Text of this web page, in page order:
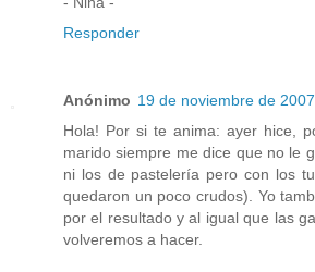
Responder
Anónimo 19 de noviembre de
Hola! Por si te anima: ayer hice,
marido siempre me dice que no le
ni los de pastelería pero con los
quedaron un poco crudos). Yo
por el resultado y al igual que las
volveremos a hacer.